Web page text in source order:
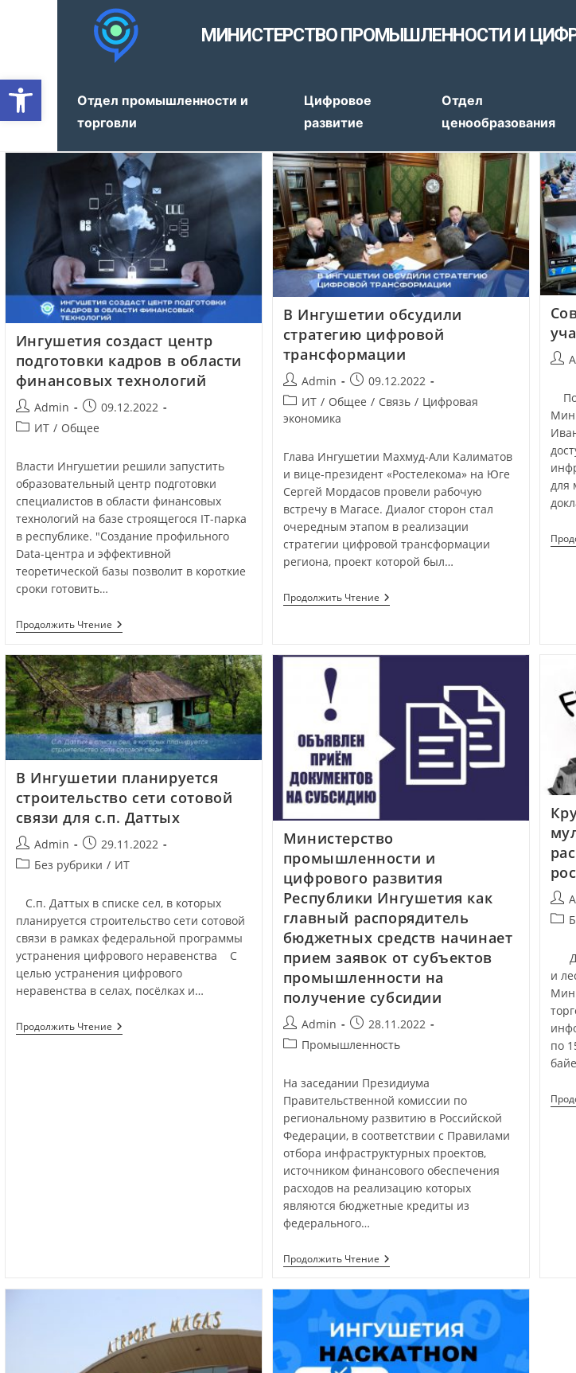
Открыть панель инструментов
МИНИСТЕРСТВО ПРОМЫШЛЕННОСТИ И
Отдел промышленности и
торговли
Цифровое
развитие
Отдел
ценообразования
Ингушетия создаст центр
подготовки кадров в области
финансовых технологий
Admin
09.12.2022
ИТ / Общее
Власти Ингушетии решили запустить
образовательный центр подготовки
специалистов в области финансовых
технологий на базе строящегося IT-парка
в республике. "Создание профильного
Data-центра и эффективной
теоретической базы позволит в короткие
сроки готовить…
Продолжить Чтение
В Ингушетии обсудили
стратегию цифровой
трансформации
Admin
09.12.2022
ИТ / Общее / Связь / Цифровая
экономика
Глава Ингушетии Махмуд-Али Калиматов
и вице-президент «Ростелекома» на Юге
Сергей Мордасов провели рабочую
встречу в Магасе. Диалог сторон стал
очередным этапом в реализации
стратегии цифровой трансформации
региона, проект которой был…
Продолжить Чтение
для
В Ингушетии планируется
строительство сети сотовой
связи для с.п. Даттых
Admin
29.11.2022
Без рубрики / ИТ
С.п. Даттых в списке сел, в которых
планируется строительство сети сотовой
связи в рамках федеральной программы
устранения цифрового неравенства С
целью устранения цифрового
неравенства в селах, посёлках и…
Продолжить Чтение
Министерство
промышленности и
цифрового развития
Республики Ингушетия как
главный распорядитель
бюджетных средств начинает
прием заявок от субъектов
промышленности на
получение субсидии
Admin
28.11.2022
Промышленность
На заседании Президиума
Правительственной комиссии по
региональному развитию в Российской
Федерации, в соответствии с Правилами
отбора инфраструктурных проектов,
источником финансового обеспечения
расходов на реализацию которых
являются бюджетные кредиты из
федерального…
Продолжить Чтение
и
по